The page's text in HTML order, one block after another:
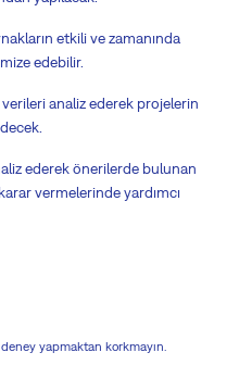
etkili ve zamanında
edebilir.
verileri analiz ederek projelerin
ederek önerilerde bulunan
vermelerinde yardımcı
yapmaktan korkmayın.